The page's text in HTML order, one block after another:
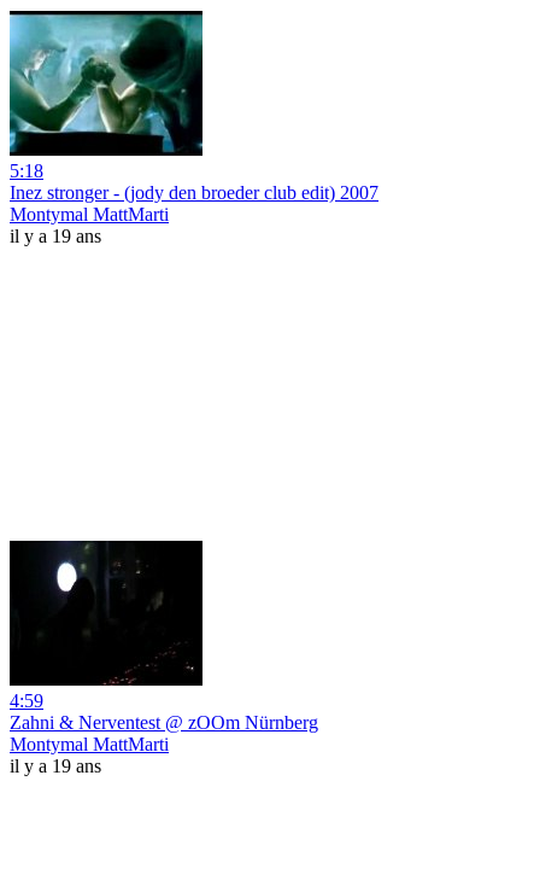
5:18
Inez stronger - (jody den broeder club edit) 2007
Montymal MattMarti
il y a 19 ans
4:59
Zahni & Nerventest @ zOOm Nürnberg
Montymal MattMarti
il y a 19 ans